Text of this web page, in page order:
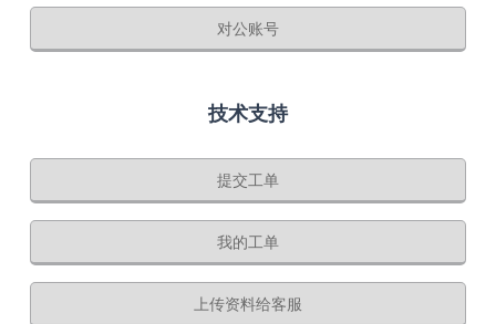
对公账号
技术支持
提交工单
我的工单
上传资料给客服